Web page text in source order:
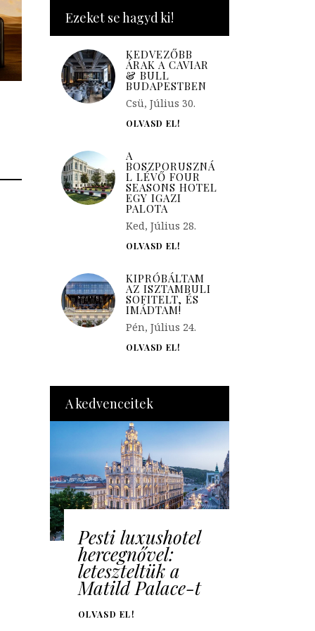
Ezeket se hagyd ki!
KEDVEZŐBB
ÁRAK A CAVIAR
& BULL
BUDAPESTBEN
Csü, Július 30.
OLVASD EL!
A
BOSZPORUSZNÁ
L LÉVŐ FOUR
SEASONS HOTEL
EGY IGAZI
PALOTA
Ked, Július 28.
OLVASD EL!
KIPRÓBÁLTAM
AZ ISZTAMBULI
SOFITELT, ÉS
IMÁDTAM!
Pén, Július 24.
OLVASD EL!
A kedvenceitek
Pesti luxushotel
hercegnővel:
leteszteltük a
Matild Palace-t
OLVASD EL!